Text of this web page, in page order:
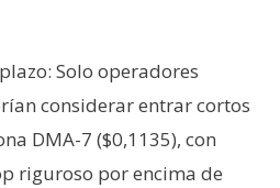
Solo operadores
considerar entrar cortos
DMA-7 ($0,1135), con
riguroso por encima de